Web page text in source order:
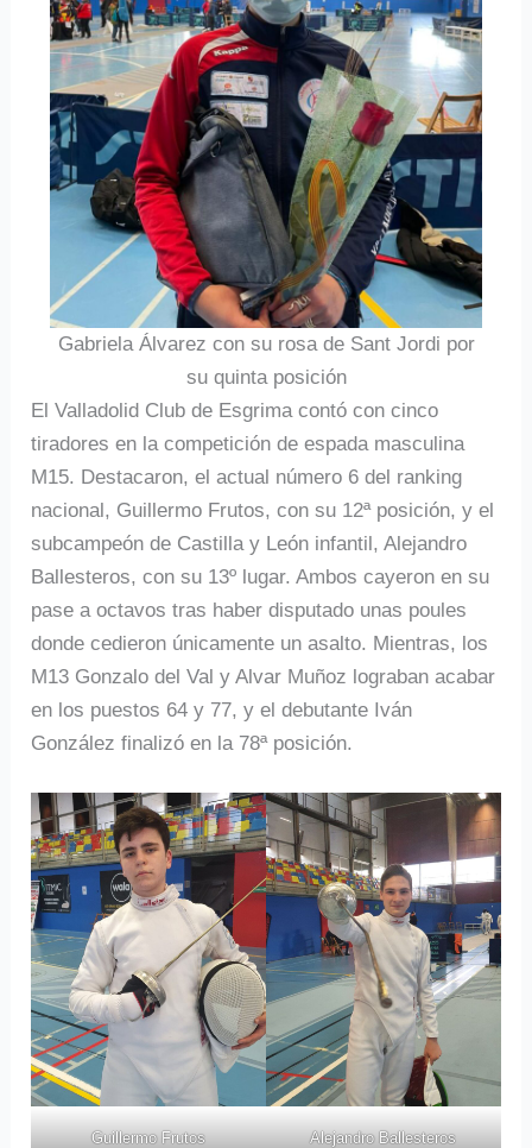
Gabriela Álvarez con su rosa de Sant Jordi por
su quinta posición
El Valladolid Club de Esgrima contó con cinco
tiradores en la competición de espada masculina
M15. Destacaron, el actual número 6 del ranking
nacional, Guillermo Frutos, con su 12ª posición, y el
subcampeón de Castilla y León infantil, Alejandro
Ballesteros, con su 13º lugar. Ambos cayeron en su
pase a octavos tras haber disputado unas poules
donde cedieron únicamente un asalto. Mientras, los
M13 Gonzalo del Val y Alvar Muñoz lograban acabar
en los puestos 64 y 77, y el debutante Iván
González finalizó en la 78ª posición.
Guillermo Frutos Alejandro Ballesteros